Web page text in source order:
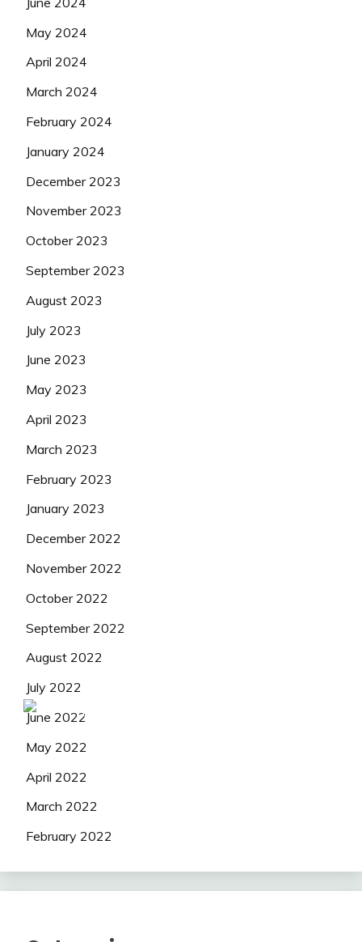
May 2024
April 2024
March 2024
February 2024
January 2024
December 2023
November 2023
October 2023
September 2023
August 2023
July 2023
June 2023
May 2023
April 2023
March 2023
February 2023
January 2023
December 2022
November 2022
October 2022
September 2022
August 2022
July 2022
June 2022
May 2022
April 2022
March 2022
February 2022